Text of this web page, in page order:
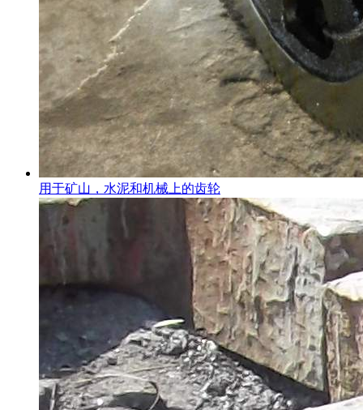
用于矿山，水泥和机械上的齿轮